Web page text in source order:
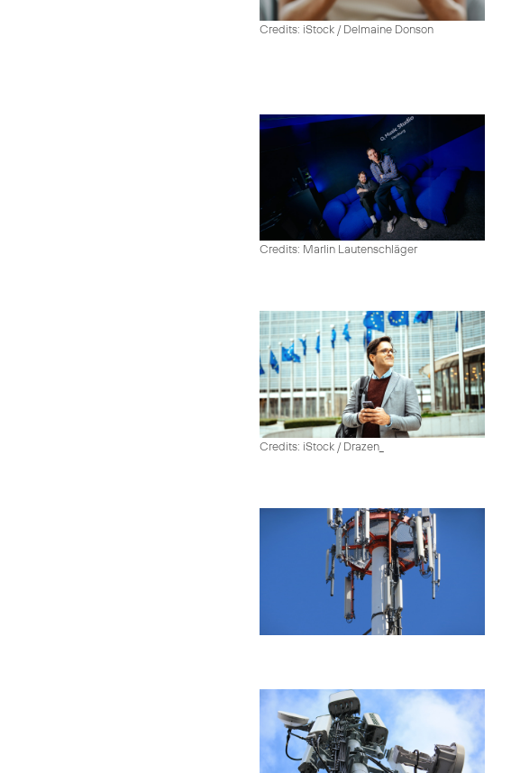
Credits: iStock / Delmaine Donson
Credits: Marlin Lautenschläger
Credits: iStock / Drazen_